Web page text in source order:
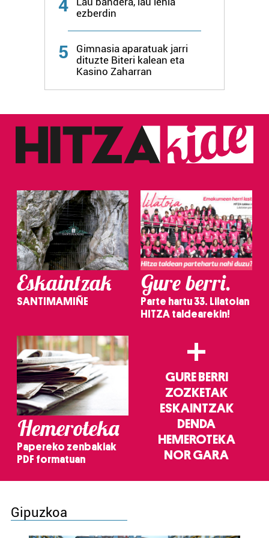
4
ezberdin
5
Gimnasia aparatuak jarri
dituzte Biteri kalean eta
Kasino Zaharran
Eskaintzak
SANTIMAMIÑE
Gure berri.
Parte hartu 33. Lilatoian
HITZA taldearekin!
Hemeroteka
Papereko zenbakiak
PDF formatuan
+
GURE BERRI
ZOZKETAK
ESKAINTZAK
DENDA
HEMEROTEKA
NOR GARA
Gipuzkoa